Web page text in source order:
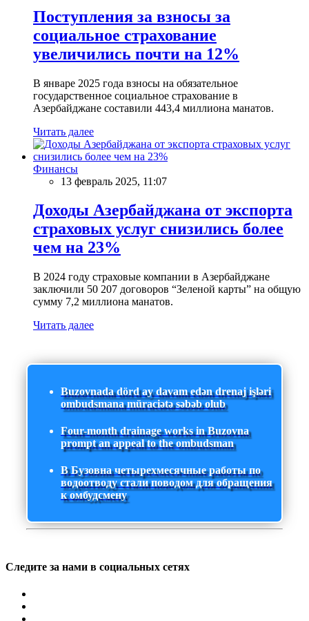
Поступления за взносы за
социальное страхование
увеличились почти на 12%
В январе 2025 года взносы на обязательное
государственное социальное страхование в
Азербайджане составили 443,4 миллиона манатов.
Читать далее
Финансы
13 февраль 2025, 11:07
Доходы Азербайджана от экспорта
страховых услуг снизились более
чем на 23%
В 2024 году страховые компании в Азербайджане
заключили 50 207 договоров “Зеленой карты” на общую
сумму 7,2 миллиона манатов.
Читать далее
Buzovnada dörd ay davam edən drenaj işləri
ombudsmana müraciətə səbəb olub
Four-month drainage works in Buzovna
prompt an appeal to the ombudsman
В Бузовна четырехмесячные работы по
водоотводу стали поводом для обращения
к омбудсмену
Следите за нами в социальных сетях